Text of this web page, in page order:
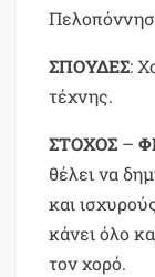
ΣΠΟΥΔΕΣ:
τέχνης.
ΣΤΟΧΟΣ –
θέλει να
και
κάνει όλο
τον χορό.